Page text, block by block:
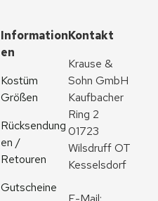
Information
en
Kostüm
Größen
Rücksendung
en /
Retouren
Gutscheine
Kontakt
Krause &
Sohn GmbH
Kaufbacher
Ring 2
01723
Wilsdruff OT
Kesselsdorf